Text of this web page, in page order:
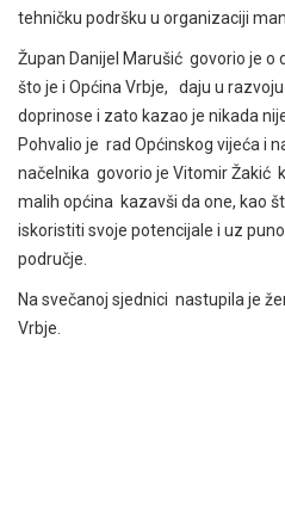
tehničku podršku u organizaciji
Župan Danijel Marušić govorio je o
što je i Općina Vrbje, daju u
doprinose i zato kazao je nikada
Pohvalio je rad Općinskog vijeća i
načelnika govorio je Vitomir Žakić
malih općina kazavši da one, kao
iskoristiti svoje potencijale i uz
područje.
Na svečanoj sjednici nastupila je
Vrbje.